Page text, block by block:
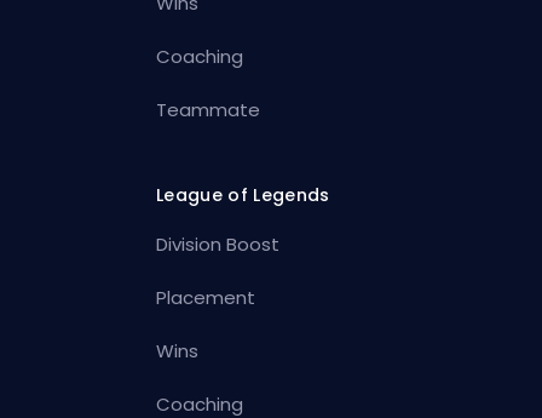
Coaching
Teammate
League of Legends
Division Boost
Placement
Wins
Coaching